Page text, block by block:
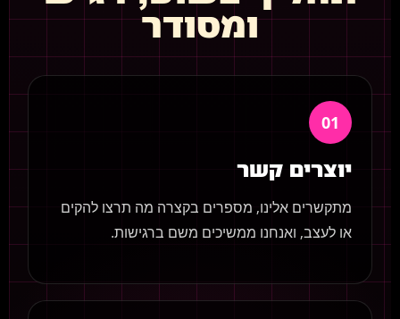
ומסודר
01
יוצרים קשר
מתקשרים אלינו, מספרים בקצרה מה תרצו להקים
או לעצב, ואנחנו ממשיכים משם ברגישות.